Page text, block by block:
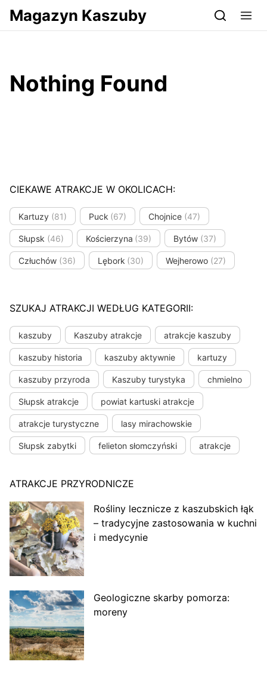
Przejdź do serwisu magazynkaszuby.pl
Magazyn Kaszuby
Nothing Found
CIEKAWE ATRAKCJE W OKOLICACH:
Kartuzy (81) Puck (67) Chojnice (47)
Słupsk (46) Kościerzyna (39) Bytów (37)
Człuchów (36) Lębork (30) Wejherowo (27)
SZUKAJ ATRAKCJI WEDŁUG KATEGORII:
kaszuby Kaszuby atrakcje atrakcje kaszuby
kaszuby historia kaszuby aktywnie kartuzy
kaszuby przyroda Kaszuby turystyka chmielno
Słupsk atrakcje powiat kartuski atrakcje
atrakcje turystyczne lasy mirachowskie
Słupsk zabytki felieton słomczyński atrakcje
ATRAKCJE PRZYRODNICZE
Rośliny lecznicze z kaszubskich łąk
– tradycyjne zastosowania w kuchni
i medycynie
Geologiczne skarby pomorza:
moreny